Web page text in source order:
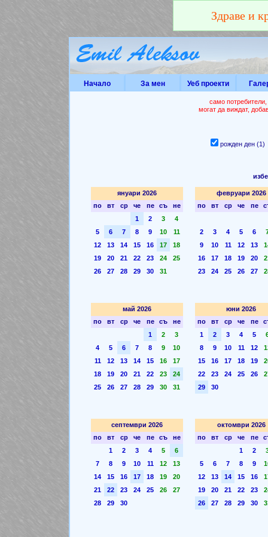
Здраве и
Начало За мен Уеб проекти
само
могат да виждат,
рожден ден
януари 2026
по
вт ср че пе съ
не
1
2 3
4
5
6 7 8 9 10
11
12
13 14 15 16 17
18
19
20 21 22 23 24
25
26
27 28 29 30 31
февруари 2026
по
вт ср че пе
2 3 4 5 6
9
10 11 12 13
16
17 18 19 20
23
24 25 26 27
май 2026
по
вт ср че пе съ
не
1
2
3
4
5 6 7 8 9
10
11
12 13 14 15 16
17
18
19 20 21 22 23
24
25
26 27 28 29 30 31
юни 2026
по
вт ср че пе
1
2 3 4 5
8
9 10 11 12
15
16 17 18 19
22
23 24 25 26
29
30
септември 2026
по
вт ср че пе съ
не
1
2 3 4 5
6
7
8 9 10 11 12
13
14
15 16 17 18 19
20
21
22 23 24 25 26
27
28
29 30
октомври 2026
по
вт ср че пе
1
2
5
6 7 8 9
12
13 14 15 16
19
20 21 22 23
26
27 28 29 30